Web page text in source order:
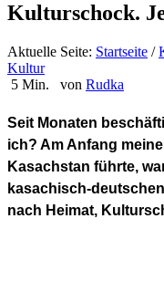
Kulturschock.
Aktuelle Seite: Startseite /
Kultur
5 Min.
von Rudka
Seit Monaten
ich? Am Anfang
Kasachstan führte,
kasachisch-
nach Heimat,